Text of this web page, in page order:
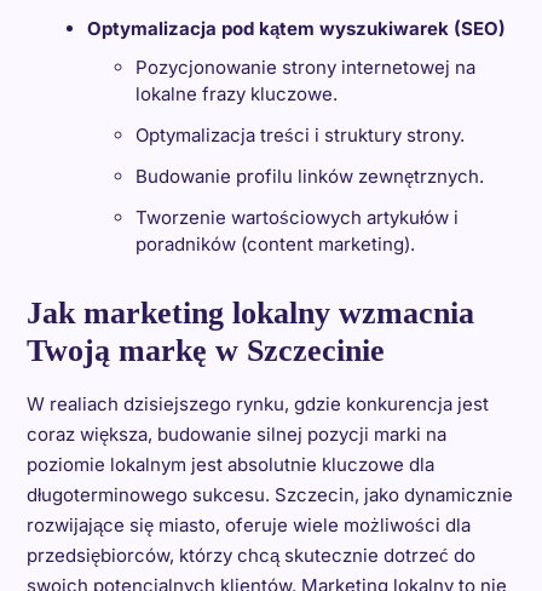
Optymalizacja pod kątem wyszukiwarek (SEO)
Pozycjonowanie strony internetowej na
lokalne frazy kluczowe.
Optymalizacja treści i struktury strony.
Budowanie profilu linków zewnętrznych.
Tworzenie wartościowych artykułów i
poradników (content marketing).
Jak marketing lokalny wzmacnia
Twoją markę w Szczecinie
W realiach dzisiejszego rynku, gdzie konkurencja jest
coraz większa, budowanie silnej pozycji marki na
poziomie lokalnym jest absolutnie kluczowe dla
długoterminowego sukcesu. Szczecin, jako dynamicznie
rozwijające się miasto, oferuje wiele możliwości dla
przedsiębiorców, którzy chcą skutecznie dotrzeć do
swoich potencjalnych klientów. Marketing lokalny to nie